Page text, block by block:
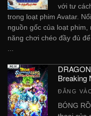
với tư
trong loạt phim Avatar.
nguồn gốc của loạt
năng chơi chéo đầy đủ
Breaking
ĐĂNG
BÓNG